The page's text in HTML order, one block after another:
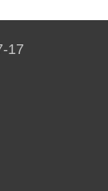
17